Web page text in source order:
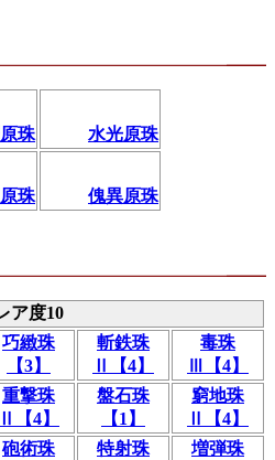
珠 水光原珠
珠 傀異原珠
ア度10
巧緻珠
【3】
斬鉄珠
Ⅱ【4】
毒珠
Ⅲ【4】
重撃珠
Ⅱ【4】
盤石珠
【1】
窮地珠
Ⅱ【4】
砲術珠
特射珠
増弾珠